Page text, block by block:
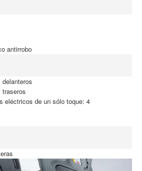
antirrobo
eléctricos de un sólo toque: 4